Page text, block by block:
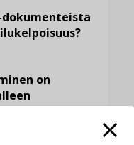
dokumenteista
on